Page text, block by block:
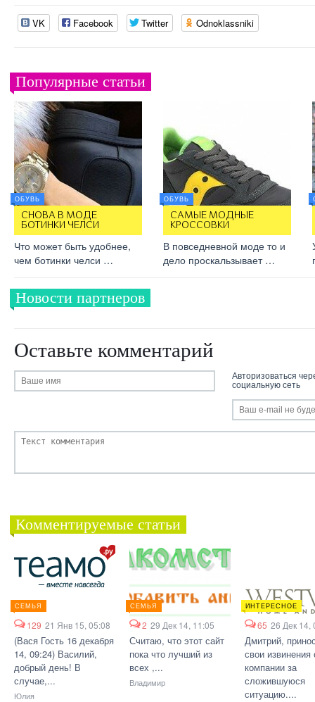
VK Facebook Twitter Odnoklassniki
Популярные статьи
ОБУВЬ
СНОВА В МОДЕ
БОТИНКИ ЧЕЛСИ
Что может быть удобнее,
чем ботинки челси …
ОБУВЬ
САМЫЕ МОДНЫЕ
КРОССОВКИ
В повседневной моде то и
дело проскальзывает …
Новости партнеров
Оставьте комментарий
Авторизоваться
социальную сеть
Комментируемые статьи
СЕМЬЯ
129 21 Янв 15, 05:08
(Вася Гость 16 декабря
14, 09:24) Василий,
добрый день! В
случае,...
Юлия
СЕМЬЯ
2 29 Дек 14, 11:05
Считаю, что этот сайт
пока что лучший из
всех ,...
Владимир
ИНТЕРЕСНОЕ
65 26 Дек 14,
Дмитрий,
свои извинения
компании за
сложившуюся
ситуацию....